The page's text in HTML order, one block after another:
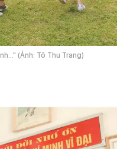
(Ảnh: Tô Thu Trang)